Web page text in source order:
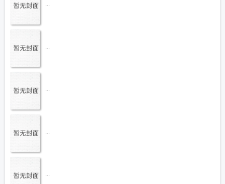
...
...
...
...
...